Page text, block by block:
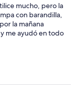
mucho, pero la
con barandilla,
la mañana
me ayudó en todo